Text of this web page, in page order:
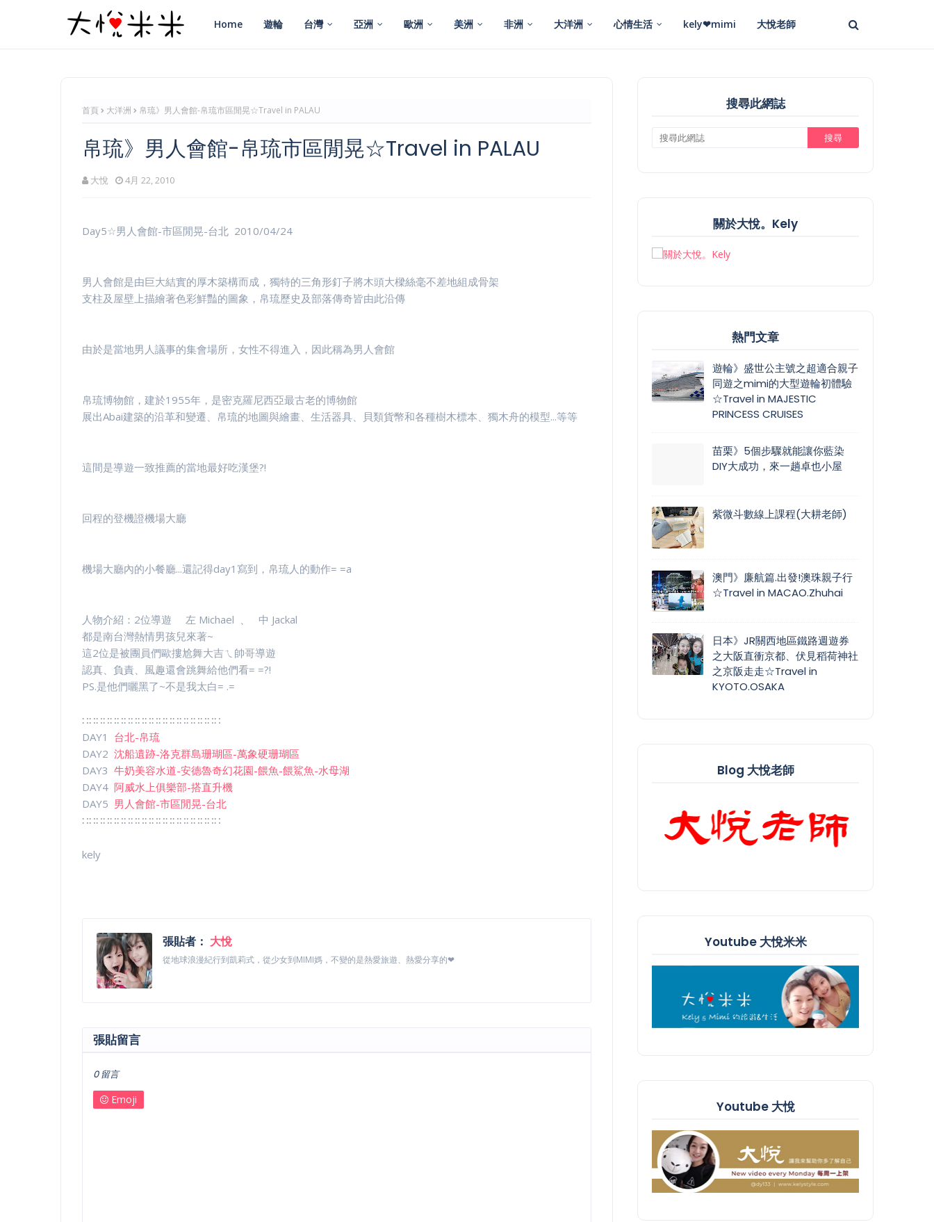
Home 遊輪 台灣 亞洲 歐洲 美洲 非洲 大洋洲 心情生活 kely❤mimi 大悅老師
首頁 大洋洲 帛琉》男人會館-帛琉市區閒晃☆Travel in PALAU
帛琉》男人會館-帛琉市區閒晃☆Travel in PALAU
大悅 4月 22, 2010
Day5☆男人會館-市區閒晃-台北 2010/04/24
男人會館是由巨大結實的厚木築構而成，獨特的三角形釘子將木頭大樑絲毫不差地組成骨架
支柱及屋壁上描繪著色彩鮮豔的圖象，帛琉歷史及部落傳奇皆由此沿傳
由於是當地男人議事的集會場所，女性不得進入，因此稱為男人會館
帛琉博物館，建於1955年，是密克羅尼西亞最古老的博物館
展出Abai建築的沿革和變遷、帛琉的地圖與繪畫、生活器具、貝類貨幣和各種樹木標本、獨木舟的模型...等等
這間是導遊一致推薦的當地最好吃漢堡?!
回程的登機證機場大廳
機場大廳內的小餐廳...還記得day1寫到，帛琉人的動作= =a
人物介紹：2位導遊 左 Michael 、 中 Jackal
都是南台灣熱情男孩兒來著~
這2位是被團員們歐摟尬舞大吉ㄟ帥哥導遊
認真、負責、風趣還會跳舞給他們看= =?!
PS.是他們曬黑了~不是我太白= .=
∷∷∷∷∷∷∷∷∷∷∷∷∷∷∷∷∷∷∷∷
DAY1 台北-帛琉
DAY2 沈船遺跡-洛克群島珊瑚區-萬象硬珊瑚區
DAY3 牛奶美容水道-安德魯奇幻花園-餵魚-餵鯊魚-水母湖
DAY4 阿威水上俱樂部-搭直升機
DAY5 男人會館-市區閒晃-台北
∷∷∷∷∷∷∷∷∷∷∷∷∷∷∷∷∷∷∷∷
kely
張貼者： 大悅
從地球浪漫紀行到凱莉式，從少女到MIMI媽，不變的是熱愛旅遊、熱愛分享的❤
張貼留言
0 留言
Emoji
搜尋此網誌
關於大悅。Kely
熱門文章
遊輪》盛世公主號之超適合親子
同遊之mimi的大型遊輪初體驗
☆Travel in MAJESTIC
PRINCESS CRUISES
苗栗》5個步驟就能讓你藍染
DIY大成功，來一趟卓也小屋
紫微斗數線上課程(大耕老師)
澳門》廉航篇.出發!澳珠親子行
☆Travel in MACAO.Zhuhai
日本》JR關西地區鐵路週遊券
之大阪直衝京都、伏見稻荷神社
之京阪走走☆Travel in
KYOTO.OSAKA
Blog 大悅老師
Youtube 大悅米米
Youtube 大悅